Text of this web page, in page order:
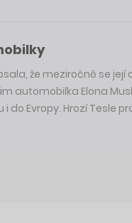
že meziročně se
automobilka Elona
Evropy. Hrozí Tesle